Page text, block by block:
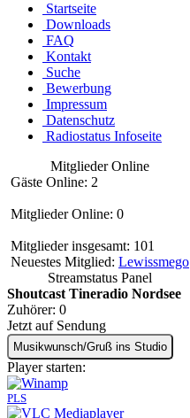
Startseite
Downloads
FAQ
Kontakt
Suche
Bewerbung
Impressum
Datenschutz
Radiostatus Infoseite
Mitglieder Online
Gäste Online: 2
Mitglieder Online: 0
Mitglieder insgesamt: 101
Neuestes Mitglied: Lewissmego
Streamstatus Panel
Shoutcast Tineradio Nordsee
Zuhörer: 0
Jetzt auf Sendung
Musikwunsch/Gruß ins Studio
Player starten:
PLS